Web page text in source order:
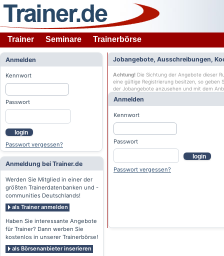
Trainer Seminare Trainerbörse
Anmelden
Kennwort
Passwort
login
Passwort vergessen?
Anmeldung bei Trainer.de
Werden Sie Mitglied in einer der
größten Trainerdatenbanken und -
communities Deutschlands!
als Trainer anmelden
Haben Sie interessante Angebote
für Trainer? Dann werben Sie
kostenlos in unserer Trainerbörse!
als Börsenanbieter inserieren
Jobangebote, Ausschreibungen,
Achtung! Die Sichtung der Angebote dieser
eine gültige Registrierung besitzen, so geben
der Jobangebote anzusehen und mit dem
Anmelden
Kennwort
Passwort
login
Passwort vergessen?